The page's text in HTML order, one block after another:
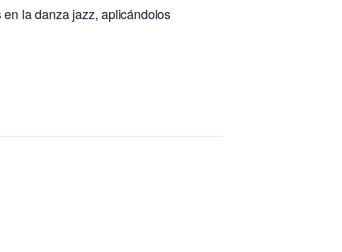
la danza jazz, aplicándolos